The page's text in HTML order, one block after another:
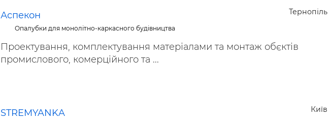
Тернопіль
Аспекон
Опалубки для монолітно-каркасного будівництва
Проектування, комплектування матеріалами та монтаж обєктів
промислового, комерційного та ...
Київ
STREMYANKA